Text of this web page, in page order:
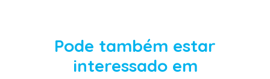
Pode também estar
interessado em